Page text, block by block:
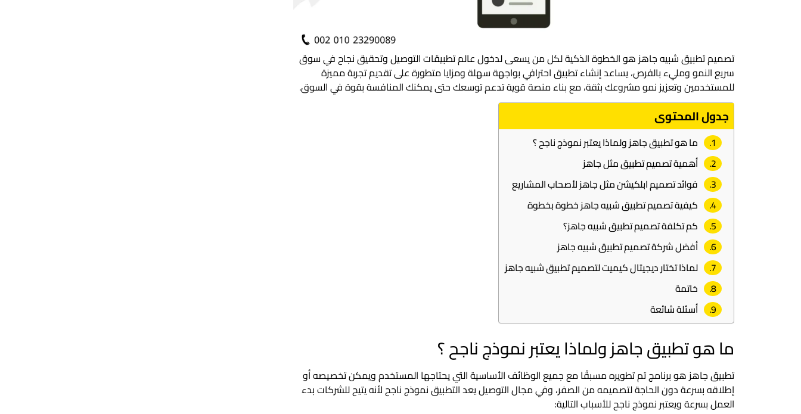
تصميم تطبيق شبيه جاهز هو الخطوة الذكية لكل من يسعى لدخول عالم تطبيقات التوصيل وتحقيق نجاح في سوق
سريع النمو ومليء بالفرص، يساعد إنشاء تطبيق احترافي بواجهة سهلة ومزايا متطورة على تقديم تجربة مميزة
للمستخدمين وتعزيز نمو مشروعك بثقة، مع بناء منصة قوية تدعم توسعك حتى يمكنك المنافسة بقوة في السوق.
جدول المحتوى
ما هو تطبيق جاهز ولماذا يعتبر نموذج ناجح ؟
أهمية تصميم تطبيق مثل جاهز
فوائد تصميم ابلكيشن مثل جاهز لأصحاب المشاريع
كيفية تصميم تطبيق شبيه جاهز خطوة بخطوة
كم تكلفة تصميم تطبيق شبيه جاهز؟
أفضل شركة تصميم تطبيق شبيه جاهز
لماذا تختار ديجيتال كيميت لتصميم تطبيق شبيه جاهز
خاتمة
أسئلة شائعة
ما هو تطبيق جاهز ولماذا يعتبر نموذج ناجح ؟
تطبيق جاهز هو برنامج تم تطويره مسبقًا مع جميع الوظائف الأساسية التي يحتاجها المستخدم ويمكن تخصيصه أو
إطلاقه بسرعة دون الحاجة لتصميمه من الصفر، وفي مجال التوصيل يعد التطبيق نموذج ناجح لأنه يتيح للشركات بدء
العمل بسرعة ويعتبر نموذج ناجح للأسباب التالية: